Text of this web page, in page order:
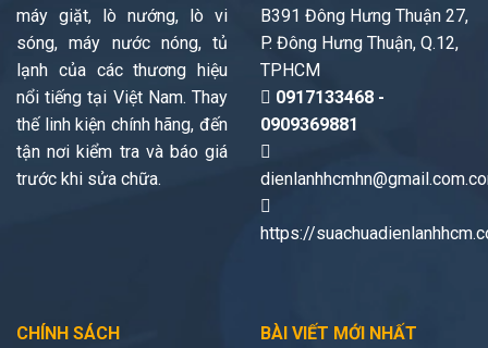
máy giặt, lò nướng, lò vi
sóng, máy nước nóng, tủ
lạnh của các thương hiệu
nổi tiếng tại Việt Nam. Thay
thế linh kiện chính hãng, đến
tận nơi kiểm tra và báo giá
trước khi sửa chữa.
B391 Đông Hưng Thuận 27,
P. Đông Hưng Thuận, Q.12,
TPHCM
0917133468 -
0909369881
https://
CHÍNH SÁCH BÀI VIẾT MỚI NHẤT